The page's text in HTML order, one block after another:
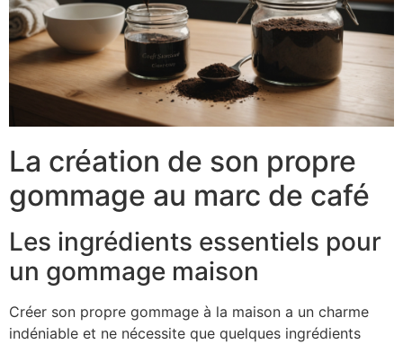
La création de son propre
gommage au marc de café
Les ingrédients essentiels pour
un gommage maison
Créer son propre gommage à la maison a un charme
indéniable et ne nécessite que quelques ingrédients